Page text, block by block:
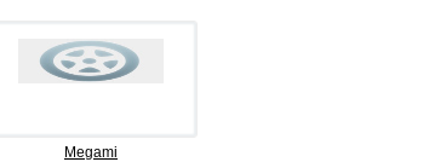
Megami